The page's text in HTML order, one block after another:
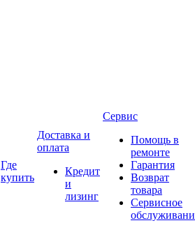
Где
купить
Доставка и
оплата
Кредит
и
лизинг
Сервис
Помощь в
ремонте
Гарантия
Возврат
товара
Сервисное